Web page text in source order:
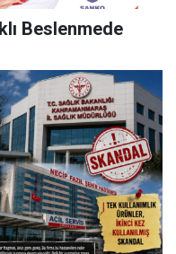
Beslenmede